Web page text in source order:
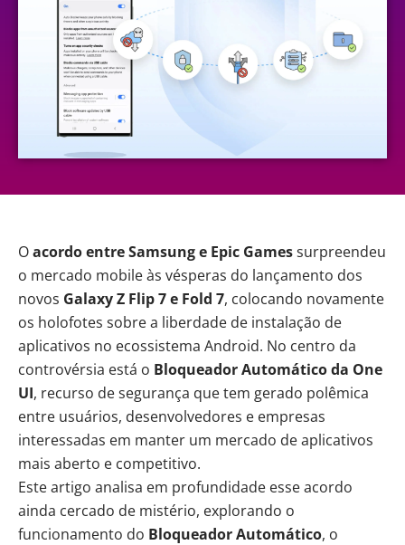
Oacordo entre Samsung e Epic Gamessurpreendeu
o mercado mobile às vésperas do lançamento dos
novos Galaxy Z Flip 7 e Fold 7, colocando novamente
os holofotes sobre a liberdade de instalação de
aplicativos no ecossistema Android. No centro da
controvérsia está o Bloqueador Automático da One
UI, recurso de segurança que tem gerado polêmica
entre usuários, desenvolvedores e empresas
interessadas em manter um mercado de aplicativos
mais aberto e competitivo.
Este artigo analisa em profundidade esse acordo
ainda cercado de mistério, explorando o
funcionamento do Bloqueador Automático, o